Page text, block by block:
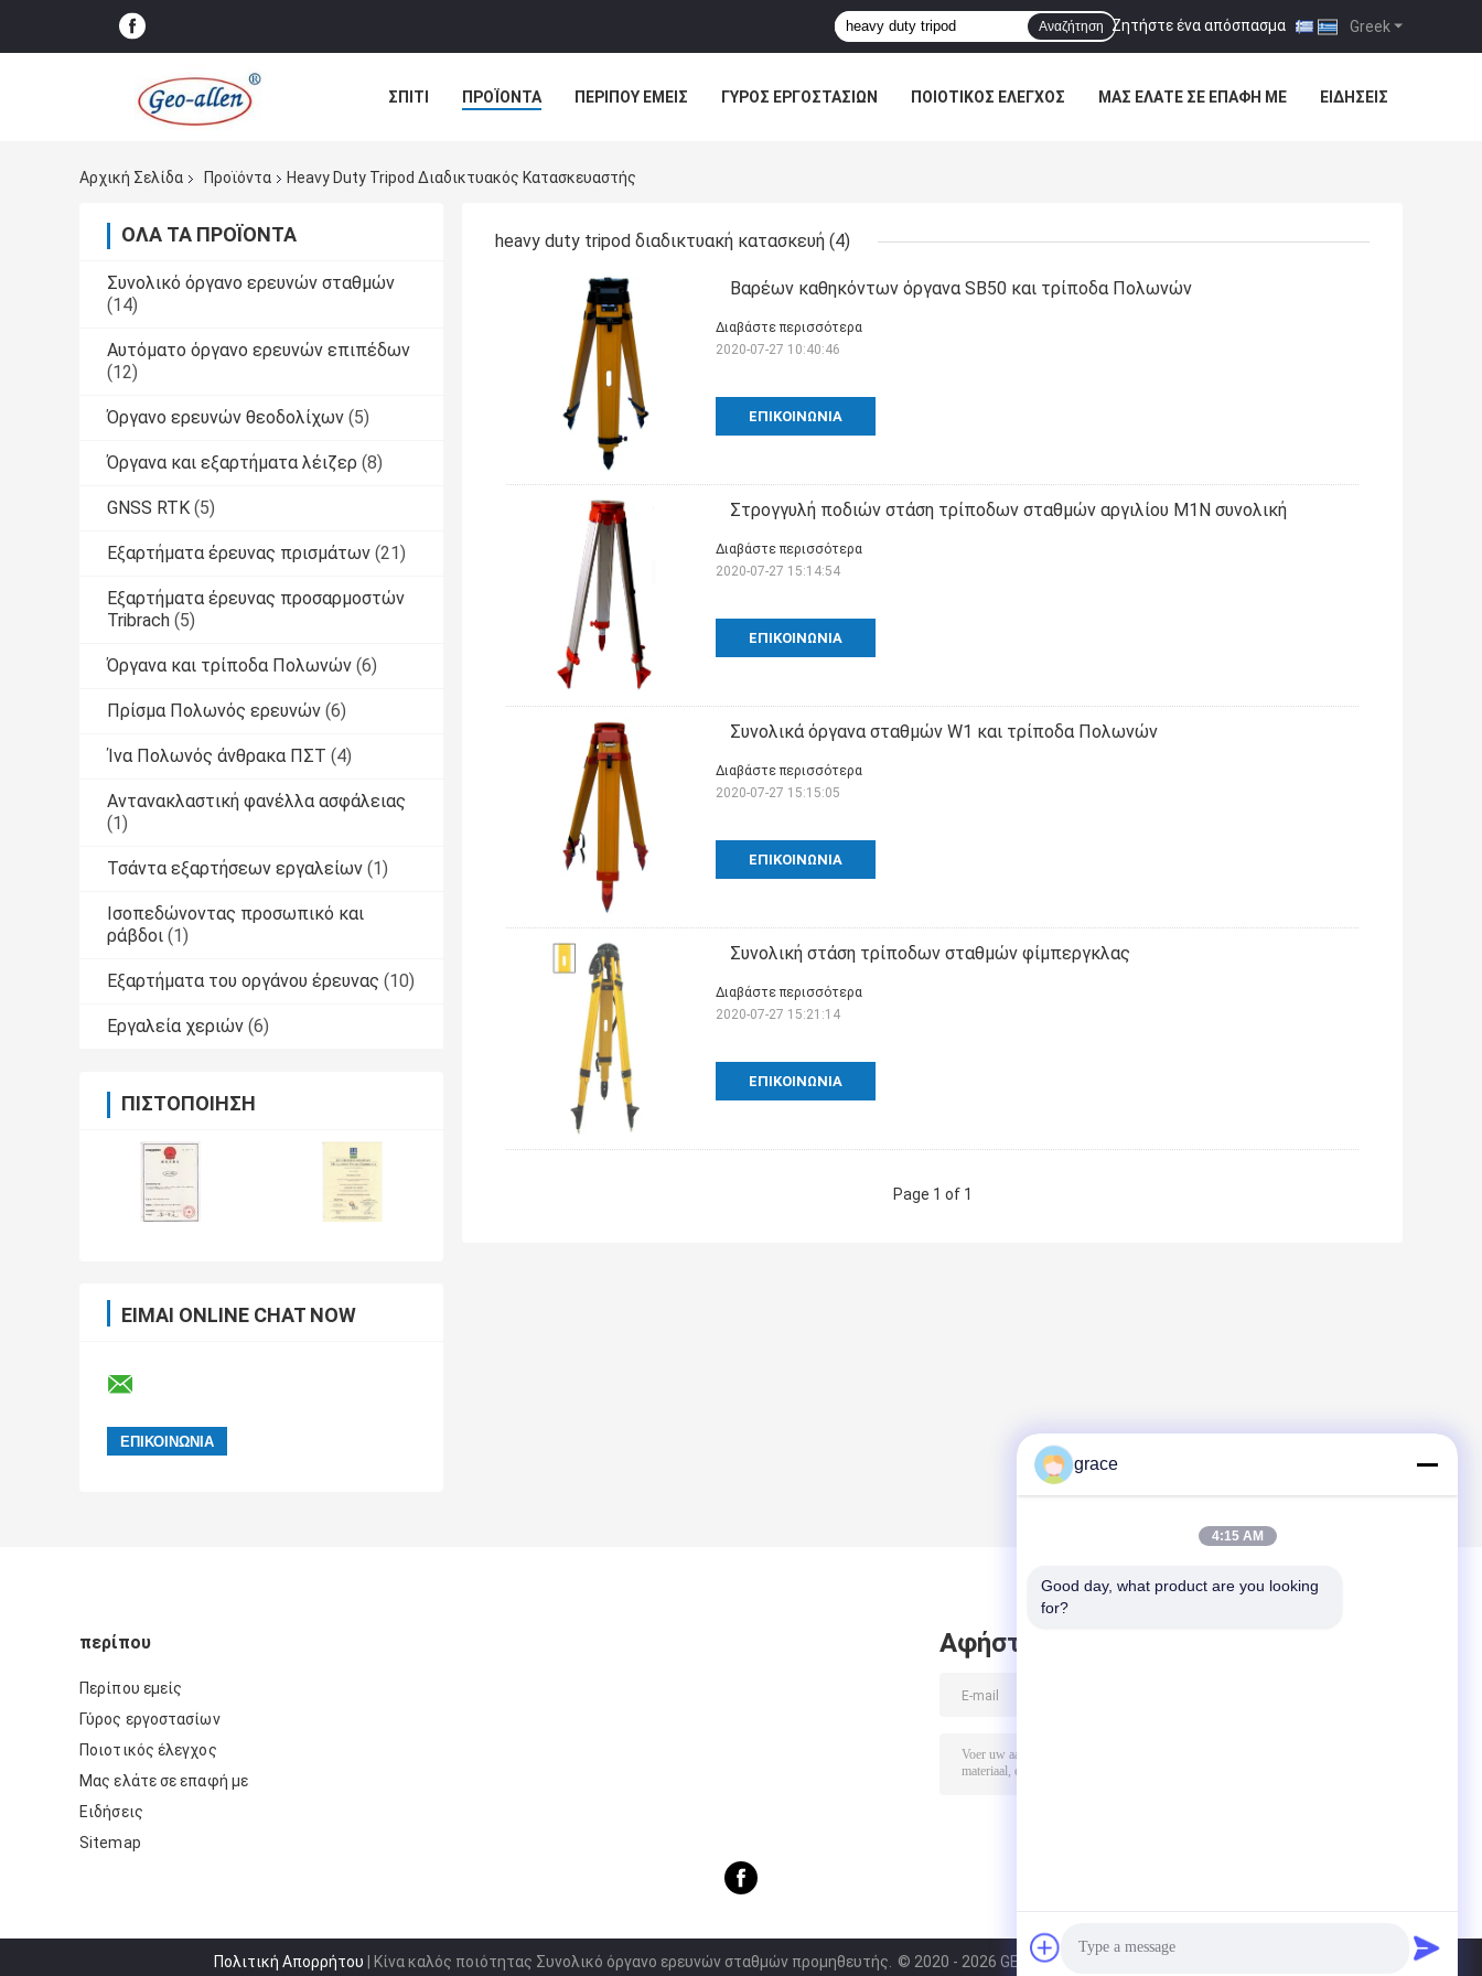
Greek
Ζητήστε ένα απόσπασμα |
Αναζήτηση
ΣΠΊΤΙ ΠΡΟΪΌΝΤΑ ΠΕΡΊΠΟΥ ΕΜΕΊΣ ΓΎΡΟΣ ΕΡΓΟΣΤΑΣΊΩΝ ΠΟΙΟΤΙΚΌΣ ΈΛΕΓΧΟΣ ΜΑΣ ΕΛΆΤΕ ΣΕ ΕΠΑΦΉ ΜΕ ΕΙΔΉΣΕΙΣ
Αρχική Σελίδα
Προϊόντα Heavy Duty Tripod Διαδικτυακός Κατασκευαστής
ΌΛΑ ΤΑ ΠΡΟΪΌΝΤΑ
Συνολικό όργανο ερευνών σταθμών
(14)
Αυτόματο όργανο ερευνών επιπέδων
(12)
Όργανο ερευνών θεοδολίχων (5)
Όργανα και εξαρτήματα λέιζερ (8)
GNSS RTK (5)
Εξαρτήματα έρευνας πρισμάτων (21)
Εξαρτήματα έρευνας προσαρμοστών
Tribrach (5)
Όργανα και τρίποδα Πολωνών (6)
Πρίσμα Πολωνός ερευνών (6)
Ίνα Πολωνός άνθρακα ΠΣΤ (4)
Αντανακλαστική φανέλλα ασφάλειας
(1)
Τσάντα εξαρτήσεων εργαλείων (1)
Ισοπεδώνοντας προσωπικό και
ράβδοι (1)
Εξαρτήματα του οργάνου έρευνας (10)
Εργαλεία χεριών (6)
ΠΙΣΤΟΠΟΊΗΣΗ
ΕΊΜΑΙ ONLINE CHAT NOW
heavy duty tripod διαδικτυακή κατασκευή (4)
Βαρέων καθηκόντων όργανα SB50 και τρίποδα Πολωνών
ΕΠΙΚΟΙΝΩΝΊΑ
Διαβάστε περισσότερα
2020-07-27 10:40:46
Στρογγυλή ποδιών στάση τρίποδων σταθμών αργιλίου M1N συνολική
ΕΠΙΚΟΙΝΩΝΊΑ
Διαβάστε περισσότερα
2020-07-27 15:14:54
Συνολικά όργανα σταθμών W1 και τρίποδα Πολωνών
ΕΠΙΚΟΙΝΩΝΊΑ
Διαβάστε περισσότερα
2020-07-27 15:15:05
Συνολική στάση τρίποδων σταθμών φίμπεργκλας
ΕΠΙΚΟΙΝΩΝΊΑ
Διαβάστε περισσότερα
2020-07-27 15:21:14
Page 1 of 1
περίπου
Περίπου εμείς
Γύρος εργοστασίων
Ποιοτικός έλεγχος
Μας ελάτε σε επαφή με
Ειδήσεις
Sitemap
Αφήστε μήνυμα
Πολιτική Απορρήτου | Κίνα καλός ποιότητας Συνολικό όργανο ερευνών σταθμών προμηθευτής. © 2020 - 2026 GEO-ALLEN CO.,LTD.. All Rights Reserved.
grace
4:15 AM
Good day, what product are you looking
for?